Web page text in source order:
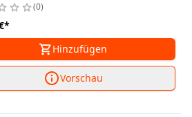
0
*
Hinzufügen
Vorschau